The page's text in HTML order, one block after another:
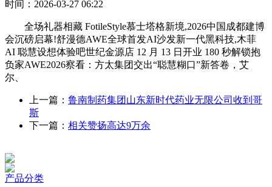
时间：2026-03-27 06:22
全场礼器相藏 FotileStyle慕士塔格新境,2026中国成都建博
会沉磅启幕!舒漫德AWE全球首发AI沙发新一代黑科技,木菲
AI 聪慧设想体验吧世纪金源店 12 月 13 日开业 180 秒解锁抱
负家AWE2026察看：方太集团交出“聪慧糊口”新答卷，艾
尔、
上一篇： 鲁南制药集团山东新时代药业无限公司收到哥
斯
下一篇： 相关赞扬高达9万余
产品分类